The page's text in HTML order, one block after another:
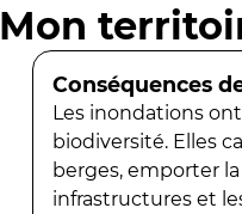
Mon
Conséquences
Les inondations
biodiversité. Elles
berges, emporter
infrastructures et